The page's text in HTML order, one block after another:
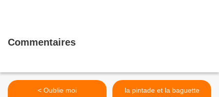
Commentaires
< Oublie moi
la pintade et la baguette